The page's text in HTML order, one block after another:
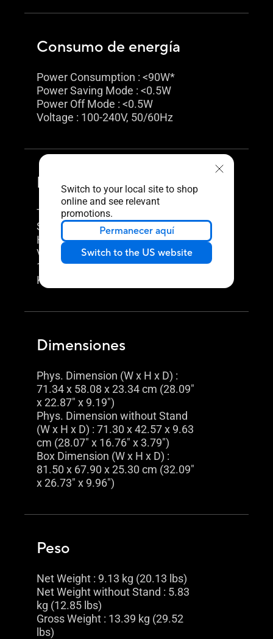
Switch to your local site to shop
online and see relevant
promotions.
Permanecer aquí
Switch to the US website
Consumo de energía
Power Consumption : <90W*
Power Saving Mode : <0.5W
Power Off Mode : <0.5W
Voltage : 100-240V, 50/60Hz
Diseño mecánico
Tilt : Yes (+20° ~ -3°)
Swivel : Yes (+60° ~ -60°)
Height Adjustment : 0~140mm
VESA Wall Mounting :
100x100mm
Kensington Lock : Yes
Dimensiones
Phys. Dimension (W x H x D) :
71.34 x 58.08 x 23.34 cm (28.09"
x 22.87" x 9.19")
Phys. Dimension without Stand
(W x H x D) : 71.30 x 42.57 x 9.63
cm (28.07" x 16.76" x 3.79")
Box Dimension (W x H x D) :
81.50 x 67.90 x 25.30 cm (32.09"
x 26.73" x 9.96")
Peso
Net Weight : 9.13 kg (20.13 lbs)
Net Weight without Stand : 5.83
kg (12.85 lbs)
Gross Weight : 13.39 kg (29.52
lbs)